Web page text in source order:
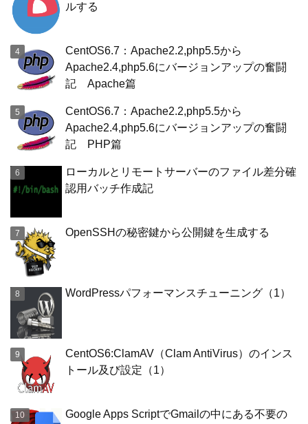
ルする
CentOS6.7：Apache2.2,php5.5から
Apache2.4,php5.6にバージョンアップの奮闘
記 Apache篇
CentOS6.7：Apache2.2,php5.5から
Apache2.4,php5.6にバージョンアップの奮闘
記 PHP篇
ローカルとリモートサーバーのファイル差分確
認用バッチ作成記
OpenSSHの秘密鍵から公開鍵を生成する
WordPressパフォーマンスチューニング（1）
CentOS6:ClamAV（Clam AntiVirus）のインス
トール及び設定（1）
Google Apps ScriptでGmailの中にある不要の